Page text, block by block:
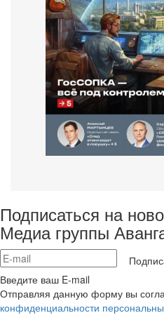
Подписаться на
Медиа группы
Введите ваш E-mail
Отправляя данную форму вы
конфиденциальности